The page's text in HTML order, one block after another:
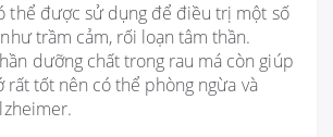
thể được sử dụng để điều trị một số
trầm cảm, rối loạn tâm thần.
dưỡng chất trong rau má còn giúp
rất tốt nên có thể phòng ngừa và